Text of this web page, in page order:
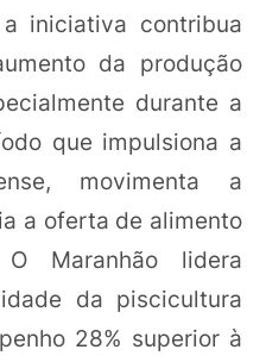
iniciativa contribua
da produção
durante a
que impulsiona a
movimenta a
a oferta de alimento
Maranhão lidera
da piscicultura
28% superior à